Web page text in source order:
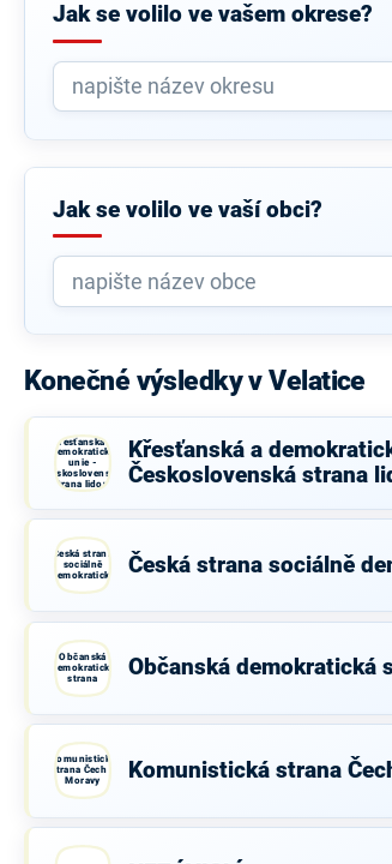
Jak se volilo ve vašem okrese?
Jak se volilo ve vaší obci?
Konečné výsledky v Velatice
Křesťanská a
demokratická
unie -
Československá
strana lidová
Křesťanská a
Československá strana
Česká strana
sociálně
demokratická
Česká strana sociálně
Občanská
demokratická
strana
Občanská demokratická
Komunistická
strana Čech a
Moravy
Komunistická strana